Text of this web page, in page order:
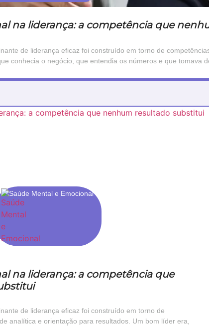
na liderança: a competência que
de liderança eficaz foi construído em torno de
conhecia o negócio, que entendia os números e que tomava
Saúde Mental e Emocional
na liderança: a competência que
de liderança eficaz foi construído em torno de
analítica e orientação para resultados. Um bom líder era,